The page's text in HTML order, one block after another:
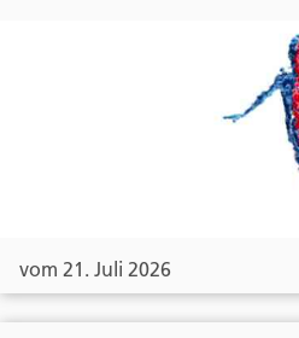
vom 21. Juli 2026